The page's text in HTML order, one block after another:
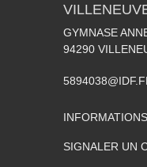
GYMNASE
94290
SIGNALER UN